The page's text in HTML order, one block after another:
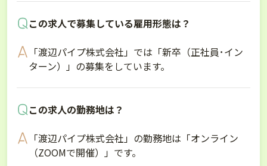
この求人で募集している雇用形態は？
「渡辺パイプ株式会社」では「新卒（正社員･イン
ターン）」の募集をしています。
この求人の勤務地は？
「渡辺パイプ株式会社」の勤務地は「オンライン
（ZOOMで開催）」です。